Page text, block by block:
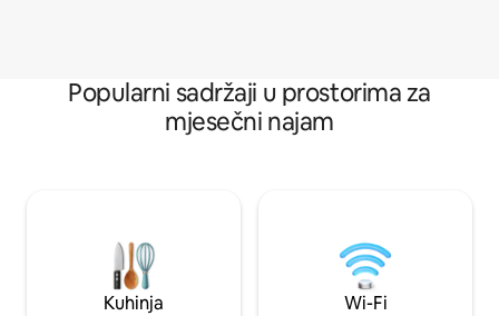
Popularni sadržaji u prostorima za
mjesečni najam
Kuhinja Wi-Fi